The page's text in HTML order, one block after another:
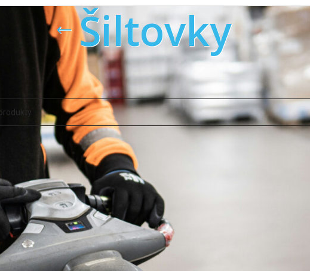
Šiltovky
Čiapky a šiltovky Šiltovky
žiadne produkty zodpovedajúce vášmu výberu.